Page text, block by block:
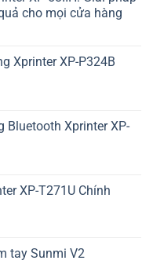
cho mọi cửa hàng
Xprinter XP-P324B
Bluetooth Xprinter XP-
XP-T271U Chính
tay Sunmi V2